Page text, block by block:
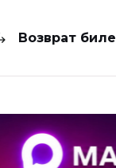
Возврат